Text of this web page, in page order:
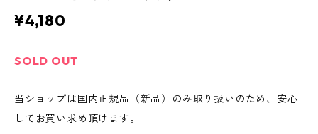
¥4,180
SOLD OUT
当ショップは国内正規品（新品）のみ取り扱いのため、安心
してお買い求め頂けます。